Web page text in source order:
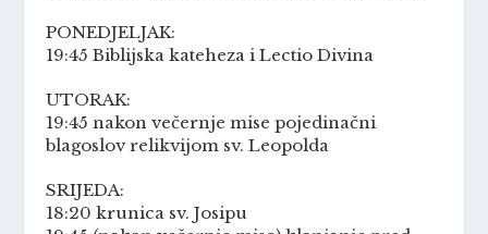
PONEDJELJAK:
19:45 Biblijska kateheza i Lectio Divina
UTORAK:
19:45 nakon večernje mise pojedinačni
blagoslov relikvijom sv. Leopolda
SRIJEDA:
18:20 krunica sv. Josipu